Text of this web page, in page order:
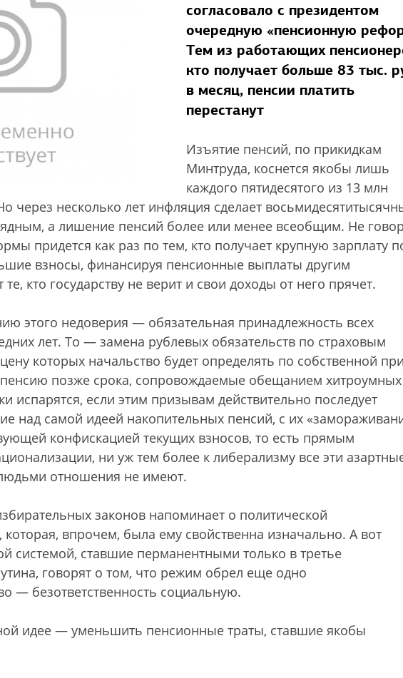
согласовало с президентом
очередную «пенсионную
Тем из работающих
кто получает больше 83 тыс.
в месяц, пенсии платить
перестанут
Изъятие пенсий, по прикидкам
Минтруда, коснется якобы лишь
каждого пятидесятого из 13 млн
через несколько лет инфляция сделает
а лишение пенсий более или менее всеобщим. Не
придется как раз по тем, кто получает крупную зарплату
взносы, финансируя пенсионные выплаты другим
кто государству не верит и свои доходы от него прячет.
этого недоверия — обязательная принадлежность всех
лет. То — замена рублевых обязательств по страховым
которых начальство будет определять по собственной
позже срока, сопровождаемые обещанием хитроумных
испарятся, если этим призывам действительно последует
над самой идеей накопительных пенсий, с их
конфискацией текущих взносов, то есть прямым
ни уж тем более к либерализму все эти
отношения не имеют.
законов напоминает о политической
которая, впрочем, была ему свойственна изначально. А вот
системой, ставшие перманентными только в третье
говорят о том, что режим обрел еще одно
— безответственность социальную.
идее — уменьшить пенсионные траты, ставшие якобы